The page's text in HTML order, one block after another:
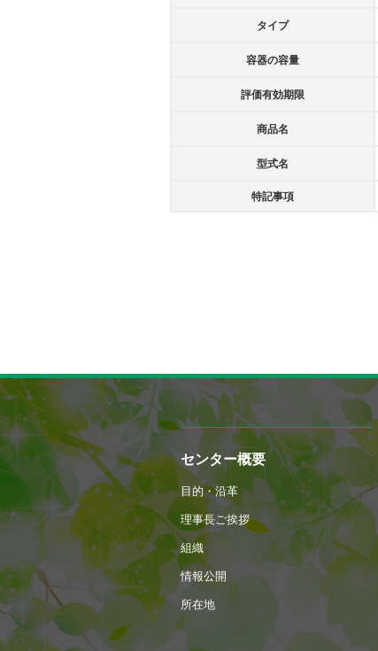
タイプ
容器の容量
評価有効期限
商品名
型式名
特記事項
センター概要
目的・沿革
理事長ご挨拶
組織
情報公開
所在地